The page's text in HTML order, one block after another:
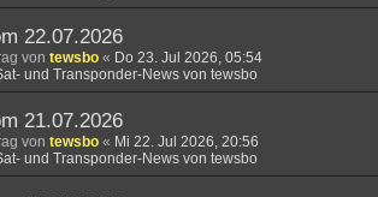
22.07.2026
von tewsbo « Do 23. Jul 2026, 05:54
und Transponder-News von tewsbo
21.07.2026
von tewsbo « Mi 22. Jul 2026, 20:56
und Transponder-News von tewsbo